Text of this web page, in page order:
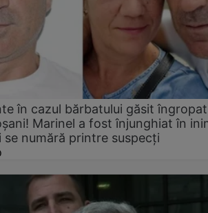
în cazul bărbatului găsit
Marinel a fost înjunghiat în
se numără printre suspecți